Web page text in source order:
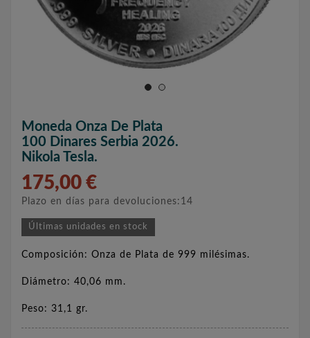
Moneda Onza De Plata
100 Dinares Serbia 2026.
Nikola Tesla.
175,00 €
Plazo en días para devoluciones:14
Últimas unidades en stock
Composición: Onza de Plata de 999 milésimas.
Diámetro: 40,06 mm.
Peso: 31,1 gr.